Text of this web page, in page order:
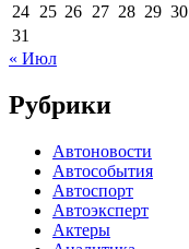
24 25 26 27 28 29 30
31
« Июл
Рубрики
Автоновости
Автособытия
Автоспорт
Автоэксперт
Актеры